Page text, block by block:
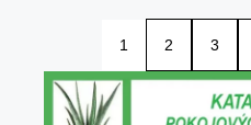
1 2 3